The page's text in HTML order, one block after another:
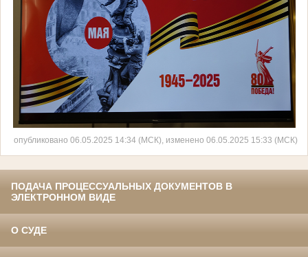
опубликовано 06.05.2025 14:34 (МСК), изменено 06.05.2025 15:33 (МСК)
ПОДАЧА ПРОЦЕССУАЛЬНЫХ ДОКУМЕНТОВ В
ЭЛЕКТРОННОМ ВИДЕ
О СУДЕ